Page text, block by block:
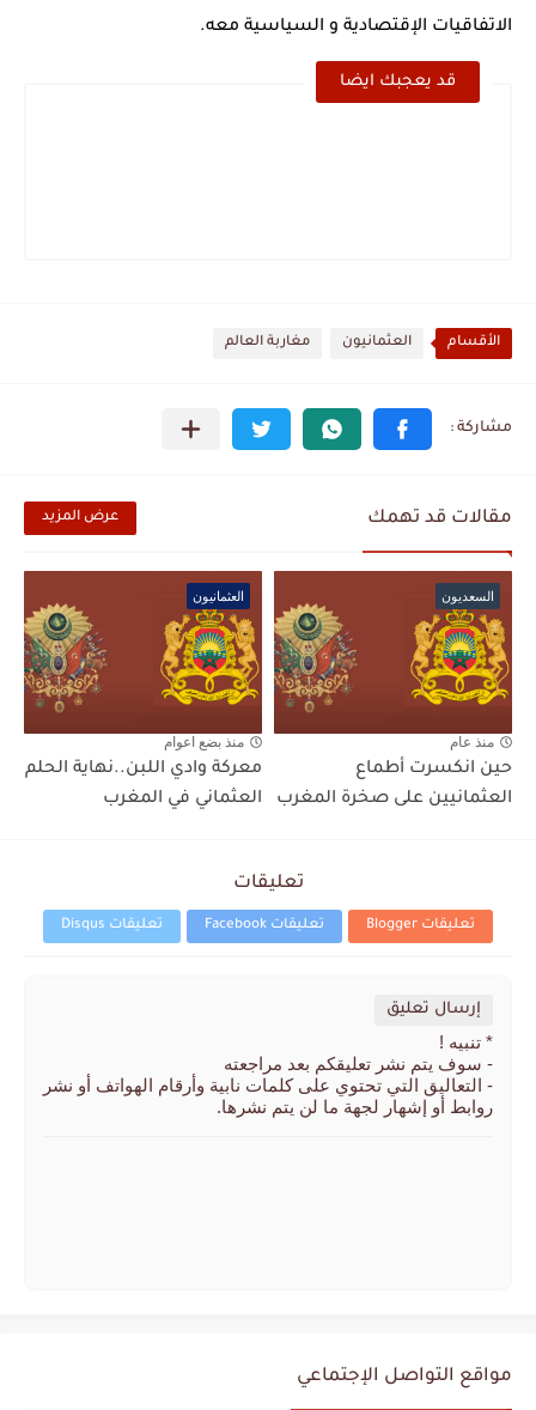
الاتفاقيات الإقتصادية و السياسية معه.
قد يعجبك ايضا
الأقسام العثمانيون مغاربة العالم
مقالات قد تهمك عرض المزيد
السعديون
منذ عام
حين انكسرت أطماع
العثمانيين على صخرة المغرب
العثمانيون
منذ بضع اعوام
معركة وادي اللبن..نهاية الحلم
العثماني في المغرب
تعليقات
تعليقات Blogger تعليقات Facebook تعليقات Disqus
إرسال تعليق
* تنبيه !
- سوف يتم نشر تعليقكم بعد مراجعته
- التعاليق التي تحتوي على كلمات نابية وأرقام الهواتف أو نشر
روابط أو إشهار لجهة ما لن يتم نشرها.
مواقع التواصل الإجتماعي